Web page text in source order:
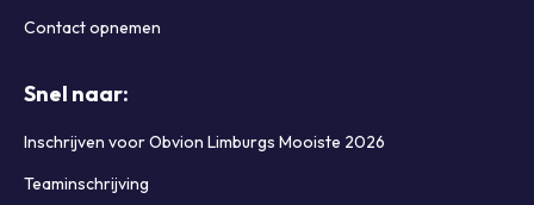
Contact opnemen
Snel naar:
Inschrijven voor Obvion Limburgs Mooiste 2026
Teaminschrijving